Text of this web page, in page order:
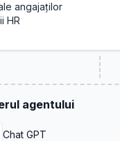
angajaților
HR
agentului
Chat GPT